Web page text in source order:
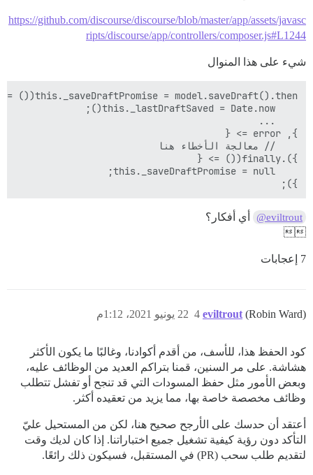
https://github.com/discourse/discourse/blob/master/app/assets/javasc
ripts/discourse/app/controllers/composer.js#L1244
شيء على هذا المنوال
});
@eviltrout
أي أفكار؟
7 إعجابات
eviltrout (Robin Ward) 22 يونيو 2021، 1:12م 4
كود الحفظ هذا، للأسف، من أقدم أكوادنا، وغالبًا ما يكون الأكثر
هشاشة. على مر السنين، قمنا بتراكم العديد من الوظائف عليه،
وبعض الأمور مثل حفظ المسودات التي قد تنجح أو تفشل تتطلب
وظائف مخصصة خاصة بها، مما يزيد من تعقيده أكثر.
أعتقد أن حدسك على الأرجح صحيح هنا، لكن من المستحيل عليّ
التأكد دون رؤية كيفية تشغيل جميع اختباراتنا. إذا كان لديك وقت
لتقديم طلب سحب (PR) في المستقبل، فسيكون ذلك رائعًا.